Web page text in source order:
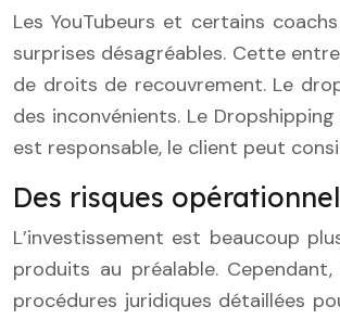
Les YouTubeurs et certains
surprises désagréables. Cette
de droits de recouvrement. Le
des inconvénients. Le
est responsable, le client peut
Des risques
L’investissement est beaucoup
produits au préalable.
procédures juridiques détaillées